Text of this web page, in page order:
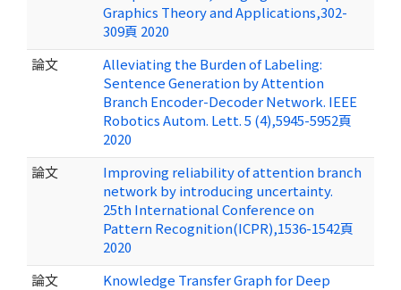
Graphics Theory and Applications,302-
309頁 2020
論文
Alleviating the Burden of Labeling:
Sentence Generation by Attention
Branch Encoder-Decoder Network. IEEE
Robotics Autom. Lett. 5 (4),5945-5952頁
2020
論文
Improving reliability of attention branch
network by introducing uncertainty.
25th International Conference on
Pattern Recognition(ICPR),1536-1542頁
2020
論文
Knowledge Transfer Graph for Deep